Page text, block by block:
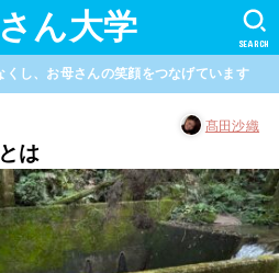
ん大学 SEARCH
くし、お母さんの笑顔をつなげています
髙田沙織
は